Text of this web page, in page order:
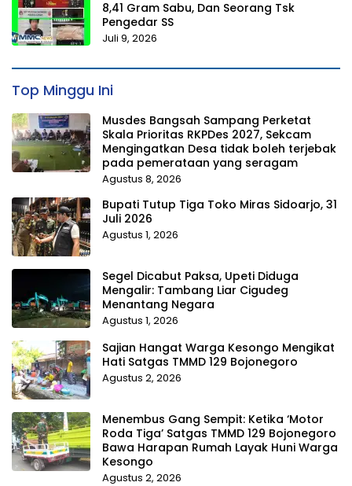
8,41 Gram Sabu, Dan Seorang Tsk
Pengedar SS
Juli 9, 2026
Top Minggu Ini
Musdes Bangsah Sampang Perketat
Skala Prioritas RKPDes 2027, Sekcam
Mengingatkan Desa tidak boleh terjebak
pada pemerataan yang seragam
Agustus 8, 2026
Bupati Tutup Tiga Toko Miras Sidoarjo, 31
Juli 2026
Agustus 1, 2026
Segel Dicabut Paksa, Upeti Diduga
Mengalir: Tambang Liar Cigudeg
Menantang Negara
Agustus 1, 2026
Sajian Hangat Warga Kesongo Mengikat
Hati Satgas TMMD 129 Bojonegoro
Agustus 2, 2026
Menembus Gang Sempit: Ketika ‘Motor
Roda Tiga’ Satgas TMMD 129 Bojonegoro
Bawa Harapan Rumah Layak Huni Warga
Kesongo
Agustus 2, 2026